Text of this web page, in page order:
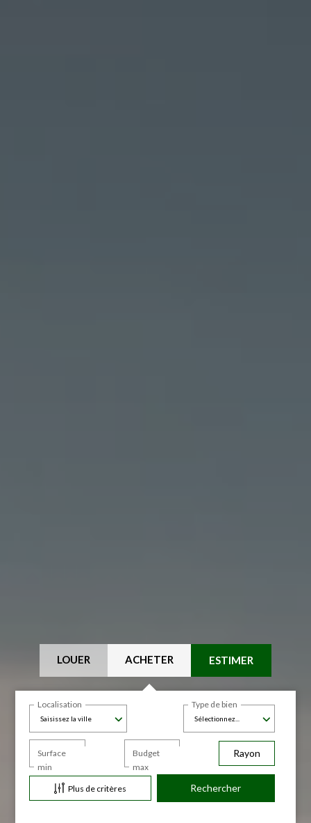
LOUER ACHETER ESTIMER
Saisissez la ville
Localisation
Sélectionnez...
Type de bien
Surface
min
Budget
max
Rayon
Plus de critères